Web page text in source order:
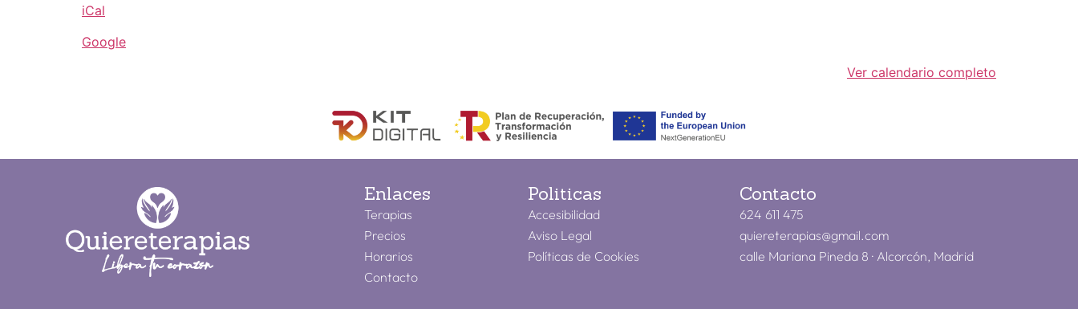
iCal
Google
Ver calendario completo
Enlaces
Terapias
Precios
Horarios
Contacto
Politicas
Accesibilidad
Aviso Legal
Políticas de Cookies
Contacto
624 611 475
quiereterapias@gmail.com
calle Mariana Pineda 8 · Alcorcón, Madrid